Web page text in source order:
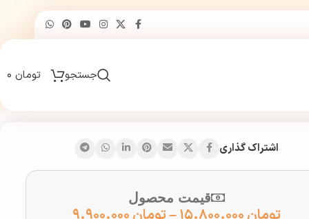
جستجو تومان
اشتراک گذاری
قیمت محصول